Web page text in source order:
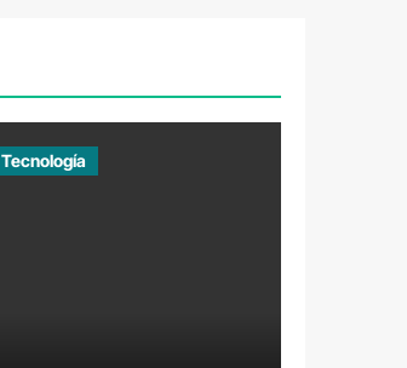
Tecnología